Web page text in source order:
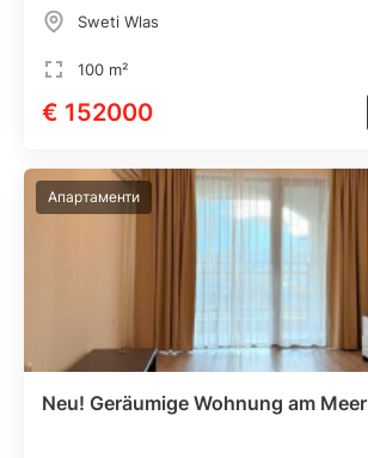
Sweti Wlas
100 m²
€ 152000
Апартаменти
Neu! Geräumige Wohnung am Meer